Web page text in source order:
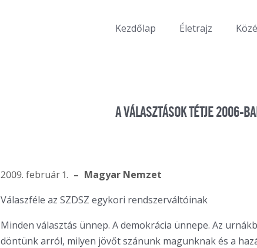
Kezdőlap Életrajz
A VÁLASZTÁSOK TÉTJE 2006-
2009. február 1.
Magyar Nemzet
Válaszféle az SZDSZ egykori rendszerváltóinak
Minden választás ünnep. A demokrácia ünnepe. Az
döntünk arról, milyen jövőt szánunk magunknak és a